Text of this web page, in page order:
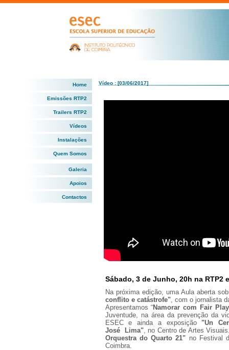
Home
Emissões RTP2
Trailers RTP2
Vídeos
Instalações
Quem Somos
Galeria
Apoios
Contactos
Vídeo : [03/06/2017]
Sábado, 3 de Junho, 20h na RTP2
Na próxima edição, uma Aula aberta
conflito e catástrofe", com o jornalista
Apresentamos “Namorar com Fair Play
Juventude, na área da prevenção da
ESEC e ainda a exposição "Un
José Lima", no Centro de Artes
Orquestra do Quarto 21" no Festival
Coimbra.